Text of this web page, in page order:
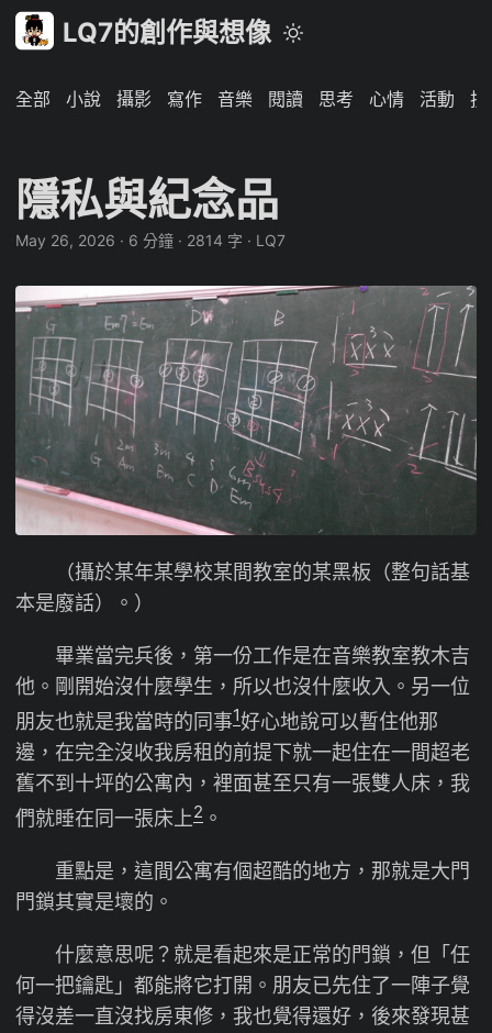
LQ7的創作與想像
全部 小說 攝影 寫作 音樂 閱讀 思考 心情 活動 技
隱私與紀念品
May 26, 2026 · 6 分鐘 · 2814 字 · LQ7
（攝於某年某學校某間教室的某黑板（整句話基
本是廢話）。）
畢業當完兵後，第一份工作是在音樂教室教木吉
他。剛開始沒什麼學生，所以也沒什麼收入。另一位
朋友也就是我當時的同事1好心地說可以暫住他那
邊，在完全沒收我房租的前提下就一起住在一間超老
舊不到十坪的公寓內，裡面甚至只有一張雙人床，我
們就睡在同一張床上2 。
重點是，這間公寓有個超酷的地方，那就是大門
門鎖其實是壞的。
什麼意思呢？就是看起來是正常的門鎖，但「任
何一把鑰匙」都能將它打開。朋友已先住了一陣子覺
得沒差一直沒找房東修，我也覺得還好，後來發現甚